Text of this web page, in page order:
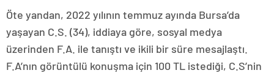
Öte yandan, 2022 yılının temmuz ayında Bursa’da
yaşayan C.S. (34), iddiaya göre, sosyal medya
üzerinden F.A. ile tanıştı ve ikili bir süre mesajlaştı.
F.A’nın görüntülü konuşma için 100 TL istediği, C.S’nin